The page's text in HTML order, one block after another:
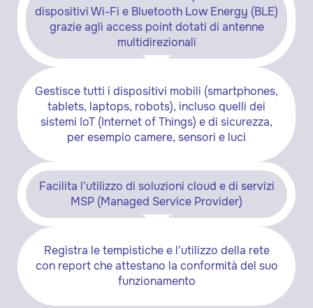
dispositivi Wi-Fi e Bluetooth Low Energy (BLE)
grazie agli access point dotati di antenne
multidirezionali
Gestisce tutti i dispositivi mobili (smartphones,
tablets, laptops, robots), incluso quelli dei
sistemi IoT (Internet of Things) e di sicurezza,
per esempio camere, sensori e luci
Facilita l’utilizzo di soluzioni cloud e di servizi
MSP (Managed Service Provider)
Registra le tempistiche e l’utilizzo della rete
con report che attestano la conformità del suo
funzionamento